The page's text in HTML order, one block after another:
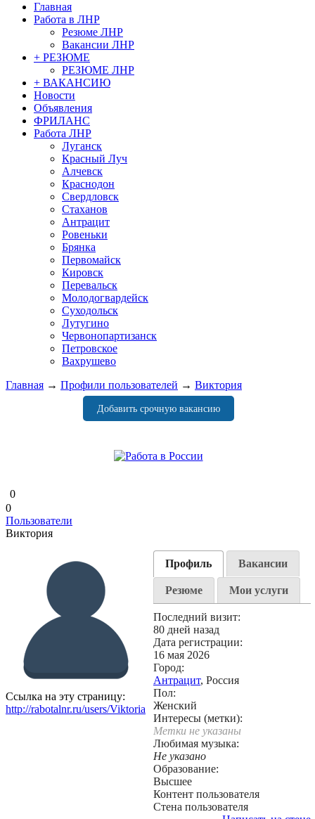
Главная
Работа в ЛНР
Резюме ЛНР
Вакансии ЛНР
+ РЕЗЮМЕ
РЕЗЮМЕ ЛНР
+ ВАКАНСИЮ
Новости
Объявления
ФРИЛАНС
Работа ЛНР
Луганск
Красный Луч
Алчевск
Краснодон
Свердловск
Стаханов
Антрацит
Ровеньки
Брянка
Первомайск
Кировск
Перевальск
Молодогвардейск
Суходольск
Лутугино
Червонопартизанск
Петровское
Вахрушево
Главная → Профили пользователей → Виктория
Добавить срочную вакансию
0
0
Пользователи
Виктория
Ссылка на эту страницу:
http://rabotalnr.ru/users/Viktoria
Профиль Вакансии
Резюме Мои услуги
Последний визит:
80 дней назад
Дата регистрации:
16 мая 2026
Город:
Антрацит, Россия
Пол:
Женский
Интересы (метки):
Метки не указаны
Любимая музыка:
Не указано
Образование:
Высшее
Контент пользователя
Стена пользователя